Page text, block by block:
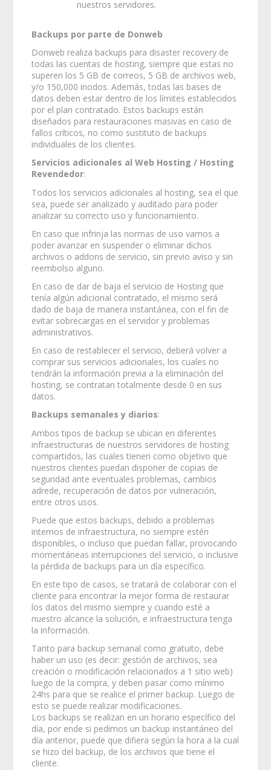
nuestros servidores.
Backups por parte de Donweb
Donweb realiza backups para disaster recovery de
todas las cuentas de hosting, siempre que estas no
superen los 5 GB de correos, 5 GB de archivos web,
y/o 150,000 inodos. Además, todas las bases de
datos deben estar dentro de los límites establecidos
por el plan contratado. Estos backups están
diseñados para restauraciones masivas en caso de
fallos críticos, no como sustituto de backups
individuales de los clientes.
Servicios adicionales al Web Hosting / Hosting
Revendedor:
Todos los servicios adicionales al hosting, sea el que
sea, puede ser analizado y auditado para poder
analizar su correcto uso y funcionamiento.
En caso que infrinja las normas de uso vamos a
poder avanzar en suspender o eliminar dichos
archivos o addons de servicio, sin previo aviso y sin
reembolso alguno.
En caso de dar de baja el servicio de Hosting que
tenía algún adicional contratado, el mismo será
dado de baja de manera instantánea, con el fin de
evitar sobrecargas en el servidor y problemas
administrativos.
En caso de restablecer el servicio, deberá volver a
comprar sus servicios adicionales, los cuales no
tendrán la información previa a la eliminación del
hosting, se contratan totalmente desde 0 en sus
datos.
Backups semanales y diarios:
Ambos tipos de backup se ubican en diferentes
infraestructuras de nuestros servidores de hosting
compartidos, las cuales tienen como objetivo que
nuestros clientes puedan disponer de copias de
seguridad ante eventuales problemas, cambios
adrede, recuperación de datos por vulneración,
entre otros usos.
Puede que estos backups, debido a problemas
internos de infraestructura, no siempre estén
disponibles, o incluso que puedan fallar, provocando
momentáneas interrupciones del servicio, o inclusive
la pérdida de backups para un día específico.
En este tipo de casos, se tratará de colaborar con el
cliente para encontrar la mejor forma de restaurar
los datos del mismo siempre y cuando esté a
nuestro alcance la solución, e infraestructura tenga
la información.
Tanto para backup semanal como gratuito, debe
haber un uso (es decir: gestión de archivos, sea
creación o modificación relacionados a 1 sitio web)
luego de la compra, y deben pasar como mínimo
24hs para que se realice el primer backup. Luego de
esto se puede realizar modificaciones.
Los backups se realizan en un horario específico del
día, por ende si pedimos un backup instantáneo del
día anterior, puede que difiera según la hora a la cual
se hizo del backup, de los archivos que tiene el
cliente.